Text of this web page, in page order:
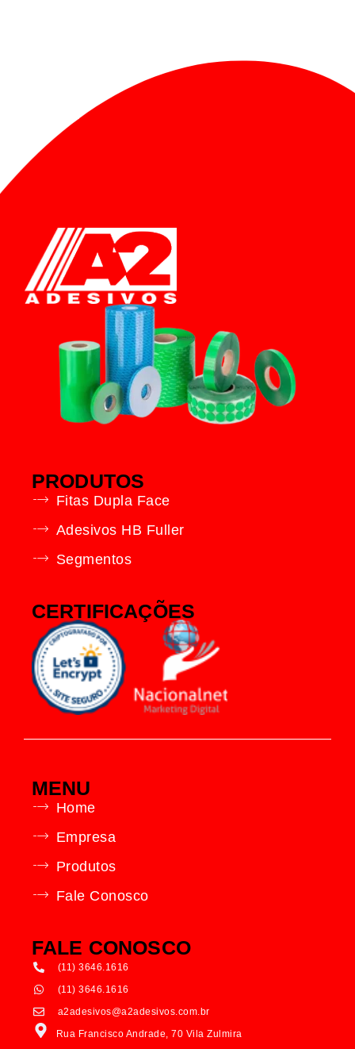
PRODUTOS
Fitas Dupla Face
Adesivos HB Fuller
Segmentos
CERTIFICAÇÕES
MENU
Home
Empresa
Produtos
Fale Conosco
FALE CONOSCO
(11) 3646.1616
(11) 3646.1616
a2adesivos@a2adesivos.com.br
Rua Francisco Andrade, 70 Vila Zulmira